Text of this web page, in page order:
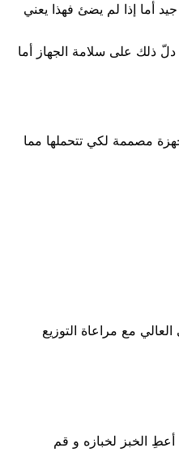
أما إذا لم يضئ فهذا يعني
ذلك على سلامة الجهاز أما
مصممة لكي تتحملها مما
مع مراعاة التوزيع
الخبز لخبازه و قم